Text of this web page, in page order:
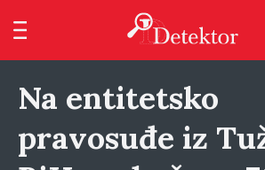
Na entitetsko
pravosuđe iz